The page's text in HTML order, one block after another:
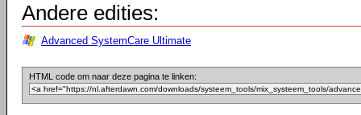
Andere edities:
Advanced SystemCare Ultimate
HTML code om naar deze pagina te linken: